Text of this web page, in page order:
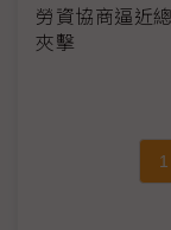
勞資協商逼近
夾擊
1